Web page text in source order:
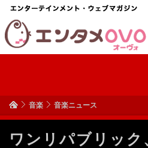
音楽 音楽ニュース
ワンリパブリック